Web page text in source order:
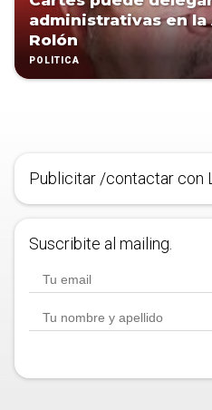
administrativas en la
Rolón
POLÍTICA
Publicitar /contactar con
Suscribite al mailing.